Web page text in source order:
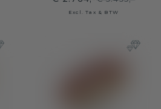
Excl. Tax & BTW